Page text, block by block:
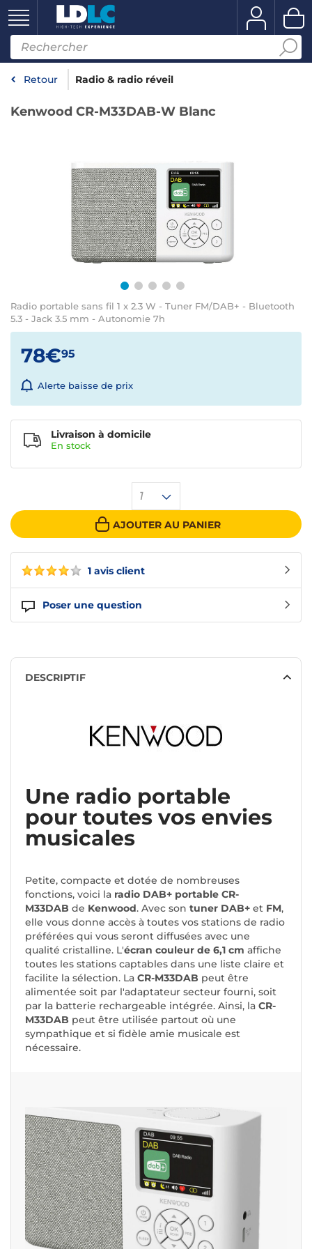
Retour Radio & radio réveil
Kenwood CR-M33DAB-W Blanc
Radio portable sans fil 1 x 2.3 W - Tuner FM/DAB+ - Bluetooth
5.3 - Jack 3.5 mm - Autonomie 7h
1 avis client
Poser une question
78€95
Alerte baisse de prix
1
AJOUTER AU PANIER
Livraison à domicile
En stock
DESCRIPTIF
Une radio portable
pour toutes vos envies
musicales
Petite, compacte et dotée de nombreuses
fonctions, voici la radio DAB+ portable CR-
M33DAB de Kenwood. Avec son tuner DAB+ et FM,
elle vous donne accès à toutes vos stations de radio
préférées qui vous seront diffusées avec une
qualité cristalline. L'écran couleur de 6,1 cm affiche
toutes les stations captables dans une liste claire et
facilite la sélection. La CR-M33DAB peut être
alimentée soit par l'adaptateur secteur fourni, soit
par la batterie rechargeable intégrée. Ainsi, la CR-
M33DAB peut être utilisée partout où une
sympathique et si fidèle amie musicale est
nécessaire.